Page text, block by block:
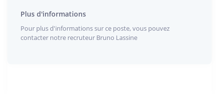
Plus d'informations
Pour plus d'informations sur ce poste, vous pouvez
contacter notre recruteur Bruno Lassine